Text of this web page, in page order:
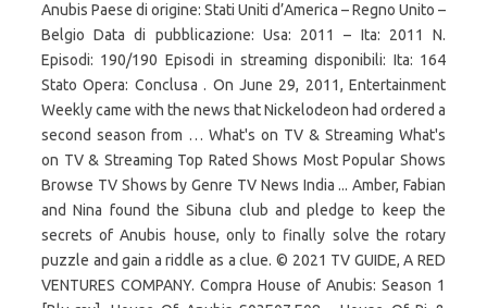
Anubis Paese di origine: Stati Uniti d’America – Regno Unito –
Belgio Data di pubblicazione: Usa: 2011 – Ita: 2011 N.
Episodi: 190/190 Episodi in streaming disponibili: Ita: 164
Stato Opera: Conclusa . On June 29, 2011, Entertainment
Weekly came with the news that Nickelodeon had ordered a
second season from … What's on TV & Streaming What's
on TV & Streaming Top Rated Shows Most Popular Shows
Browse TV Shows by Genre TV News India ... Amber, Fabian
and Nina found the Sibuna club and pledge to keep the
secrets of Anubis house, only to finally solve the rotary
puzzle and gain a riddle as a clue. © 2021 TV GUIDE, A RED
VENTURES COMPANY. Compra House of Anubis: Season 1